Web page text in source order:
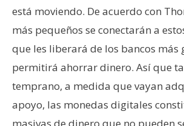
está moviendo. De acuerdo con
más pequeños se conectarán a
que les liberará de los bancos más
permitirá ahorrar dinero. Así que
temprano, a medida que vayan
apoyo, las monedas digitales
masivas de dinero que no pueden